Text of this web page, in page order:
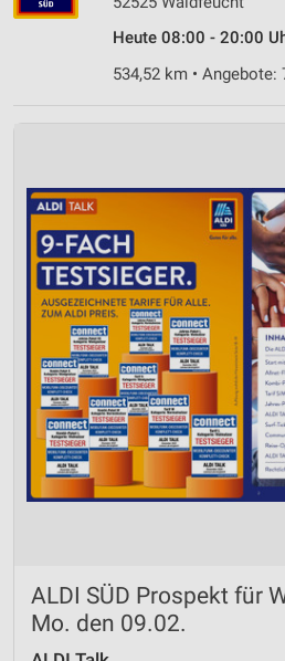
Heute 08:00 - 20:00
534,52 km •
ALDI SÜD Prospekt für
Mo. den 09.02.
Geräte anhand von aktiv
Werbung